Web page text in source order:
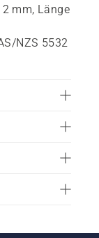
mm, Länge
NZS 5532